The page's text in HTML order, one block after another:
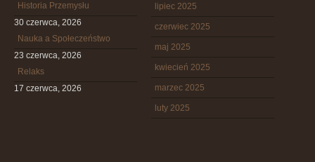
Historia Przemysłu
30 czerwca, 2026
Nauka a Społeczeństwo
23 czerwca, 2026
Relaks
17 czerwca, 2026
lipiec 2025
czerwiec 2025
maj 2025
kwiecień 2025
marzec 2025
luty 2025